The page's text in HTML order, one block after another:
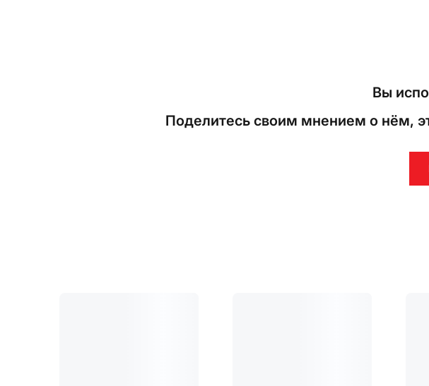
Вы
Поделитесь своим мнением о нём,